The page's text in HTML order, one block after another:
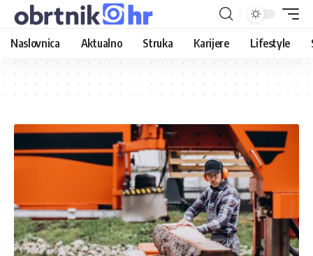
Naslovnica Aktualno Struka Karijere Lifestyle